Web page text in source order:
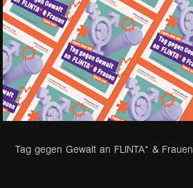
Tag gegen Gewalt an FLINTA* & Frauen